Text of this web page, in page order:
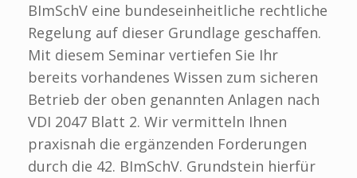
BImSchV eine bundeseinheitliche rechtliche
Regelung auf dieser Grundlage geschaffen.
Mit diesem Seminar vertiefen Sie Ihr
bereits vorhandenes Wissen zum sicheren
Betrieb der oben genannten Anlagen nach
VDI 2047 Blatt 2. Wir vermitteln Ihnen
praxisnah die ergänzenden Forderungen
durch die 42. BImSchV. Grundstein hierfür